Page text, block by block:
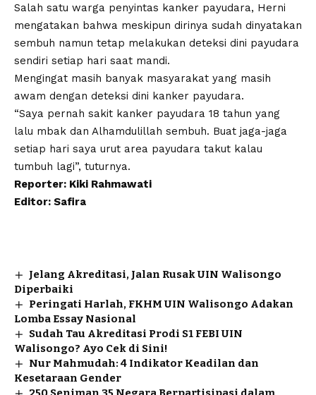
Salah satu warga penyintas kanker payudara, Herni
mengatakan bahwa meskipun dirinya sudah dinyatakan
sembuh namun tetap melakukan deteksi dini payudara
sendiri setiap hari saat mandi.
Mengingat masih banyak masyarakat yang masih
awam dengan deteksi dini kanker payudara.
“Saya pernah sakit kanker payudara 18 tahun yang
lalu mbak dan Alhamdulillah sembuh. Buat jaga-jaga
setiap hari saya urut area payudara takut kalau
tumbuh lagi”, tuturnya.
Reporter: Kiki Rahmawati
Editor: Safira
Jelang Akreditasi, Jalan Rusak UIN Walisongo
Diperbaiki
Peringati Harlah, FKHM UIN Walisongo Adakan
Lomba Essay Nasional
Sudah Tau Akreditasi Prodi S1 FEBI UIN
Walisongo? Ayo Cek di Sini!
Nur Mahmudah: 4 Indikator Keadilan dan
Kesetaraan Gender